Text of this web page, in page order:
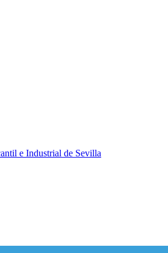
e Industrial de Sevilla